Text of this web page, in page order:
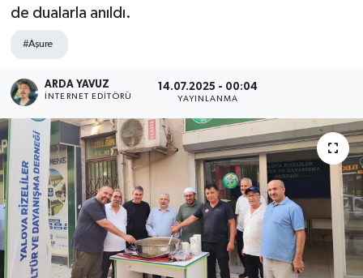
de dualarla anıldı.
#Aşure
ARDA YAVUZ
İNTERNET EDITÖRÜ
14.07.2025 - 00:04
YAYINLANMA